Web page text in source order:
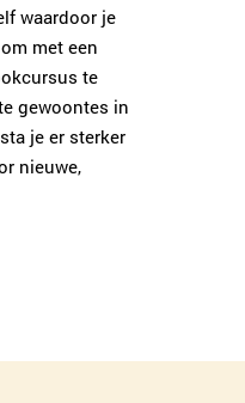
waardoor je
met een
te
gewoontes in
je er sterker
nieuwe,